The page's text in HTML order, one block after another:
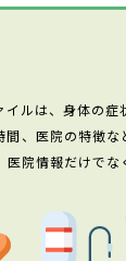
イルは、身体の
、医院の特徴
医院情報だけでな